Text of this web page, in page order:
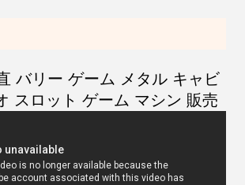
バリー ゲーム メタル キャビ
スロット ゲーム マシン 販売